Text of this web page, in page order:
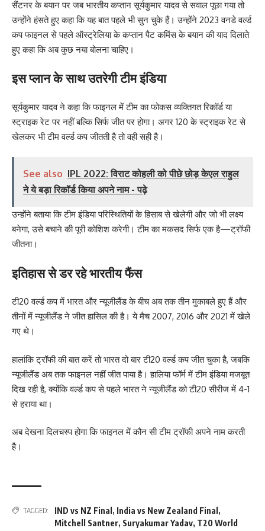
सैंटनर के बयान पर जब भारतीय कप्तान सूर्यकुमार यादव से सवाल पूछा गया तो
उन्होंने हंसते हुए कहा कि यह बात पहले भी सुन चुके हैं। उन्होंने 2023 वनडे वर्ल्ड
कप फाइनल से पहले ऑस्ट्रेलिया के कप्तान पैट कमिंस के बयान की याद दिलाते
हुए कहा कि अब कुछ नया बोलना चाहिए।
इस प्लान के साथ उतरेगी टीम इंडिया
सूर्यकुमार यादव ने कहा कि फाइनल में टीम का फोकस व्यक्तिगत रिकॉर्ड या
स्ट्राइक रेट पर नहीं बल्कि सिर्फ जीत पर होगा। अगर 120 के स्ट्राइक रेट से
खेलकर भी टीम वर्ल्ड कप जीतती है तो वही सही है।
See also IPL 2022: विराट कोहली को पीछे छोड़ केएल राहुल
ने ये बड़ा रिकॉर्ड किया अपने नाम - पढ़े
उन्होंने बताया कि टीम इंडिया परिस्थितियों के हिसाब से खेलेगी और जो भी लक्ष्य
बनेगा, उसे बचाने की पूरी कोशिश करेगी। टीम का मकसद सिर्फ एक है—ट्रॉफी
जीतना।
इतिहास से डर रहे भारतीय फैंस
टी20 वर्ल्ड कप में भारत और न्यूजीलैंड के बीच अब तक तीन मुकाबले हुए हैं और
तीनों में न्यूजीलैंड ने जीत हासिल की है। ये मैच 2007, 2016 और 2021 में खेले
गए थे।
हालांकि ट्रॉफी की बात करें तो भारत दो बार टी20 वर्ल्ड कप जीत चुका है, जबकि
न्यूजीलैंड अब तक फाइनल नहीं जीत पाया है। हालिया फॉर्म में टीम इंडिया मजबूत
दिख रही है, क्योंकि वर्ल्ड कप से पहले भारत ने न्यूजीलैंड को टी20 सीरीज में 4-1
से हराया था।
अब देखना दिलचस्प होगा कि फाइनल में कौन सी टीम ट्रॉफी अपने नाम करती
है।
TAGGED: IND vs NZ Final , India vs New Zealand Final ,
Mitchell Santner, Suryakumar Yadav, T20 World